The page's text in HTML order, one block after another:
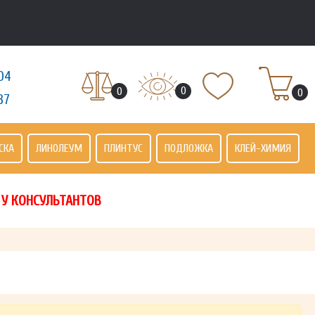
0 0 0
ЛИНОЛЕУМ ПЛИНТУС ПОДЛОЖКА КЛЕЙ-ХИМИЯ
КОНСУЛЬТАНТОВ